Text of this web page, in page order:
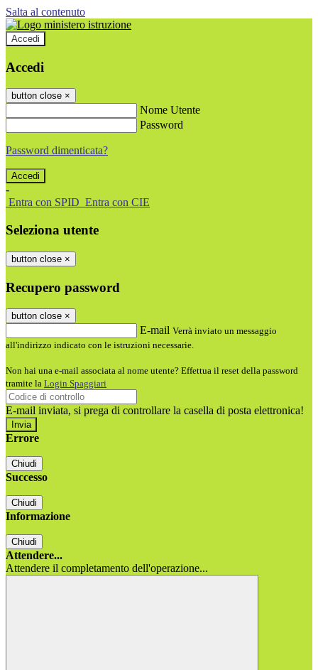
Salta al contenuto
Accedi
Accedi
button close ×
Nome Utente
Password
Password dimenticata?
-
Entra con SPID Entra con CIE
Seleziona utente
button close ×
Recupero password
button close ×
E-mail Verrà inviato un messaggio
all'indirizzo indicato con le istruzioni necessarie.
Non hai una e-mail associata al nome utente? Effettua il reset della password
tramite la Login Spaggiari
E-mail inviata, si prega di controllare la casella di posta elettronica!
Errore
Chiudi
Successo
Chiudi
Informazione
Chiudi
Attendere...
Attendere il completamento dell'operazione...